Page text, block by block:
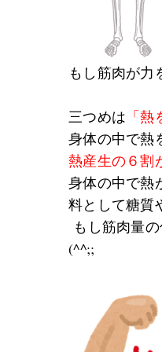
もし筋肉が力
三つめは 「熱
身体の中で熱
熱産生の６割
身体の中で熱
料として糖質
もし筋肉量
(^^;;